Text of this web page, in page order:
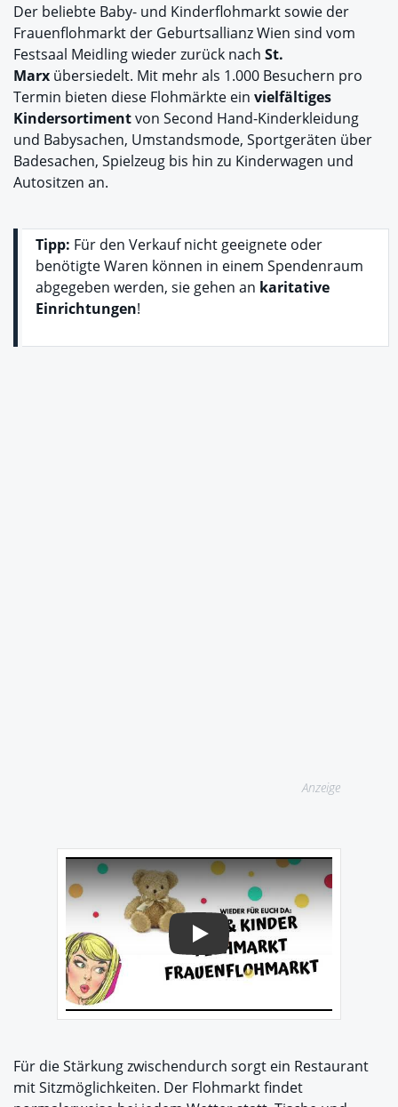
Der beliebte Baby- und Kinderflohmarkt sowie der
Frauenflohmarkt der Geburtsallianz Wien sind vom
Festsaal Meidling wieder zurück nach St.
Marx übersiedelt. Mit mehr als 1.000 Besuchern pro
Termin bieten diese Flohmärkte ein vielfältiges
Kindersortimentvon Second Hand-Kinderkleidung
und Babysachen, Umstandsmode, Sportgeräten über
Badesachen, Spielzeug bis hin zu Kinderwagen und
Autositzen an.
Tipp: Für den Verkauf nicht geeignete oder
benötigte Waren können in einem Spendenraum
abgegeben werden, sie gehen an karitative
Einrichtungen!
Anzeige
Play
Für die Stärkung zwischendurch sorgt ein Restaurant
mit Sitzmöglichkeiten. Der Flohmarkt findet